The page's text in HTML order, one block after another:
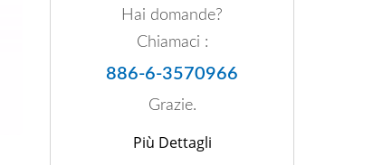
Hai domande?
Chiamaci :
886-6-3570966
Grazie.
Più Dettagli